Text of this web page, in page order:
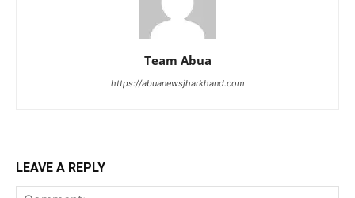
Team Abua
https://abuanewsjharkhand.com
LEAVE A REPLY